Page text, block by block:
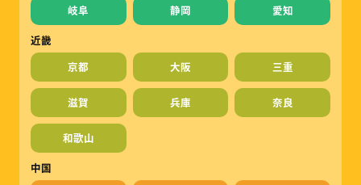
岐阜 静岡
愛知
近畿
京都
大阪 三重
滋賀 兵庫 奈良
和歌山
中国